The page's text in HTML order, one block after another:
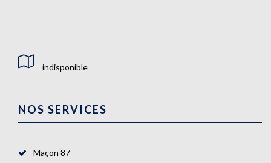
indisponible
NOS SERVICES
Maçon 87